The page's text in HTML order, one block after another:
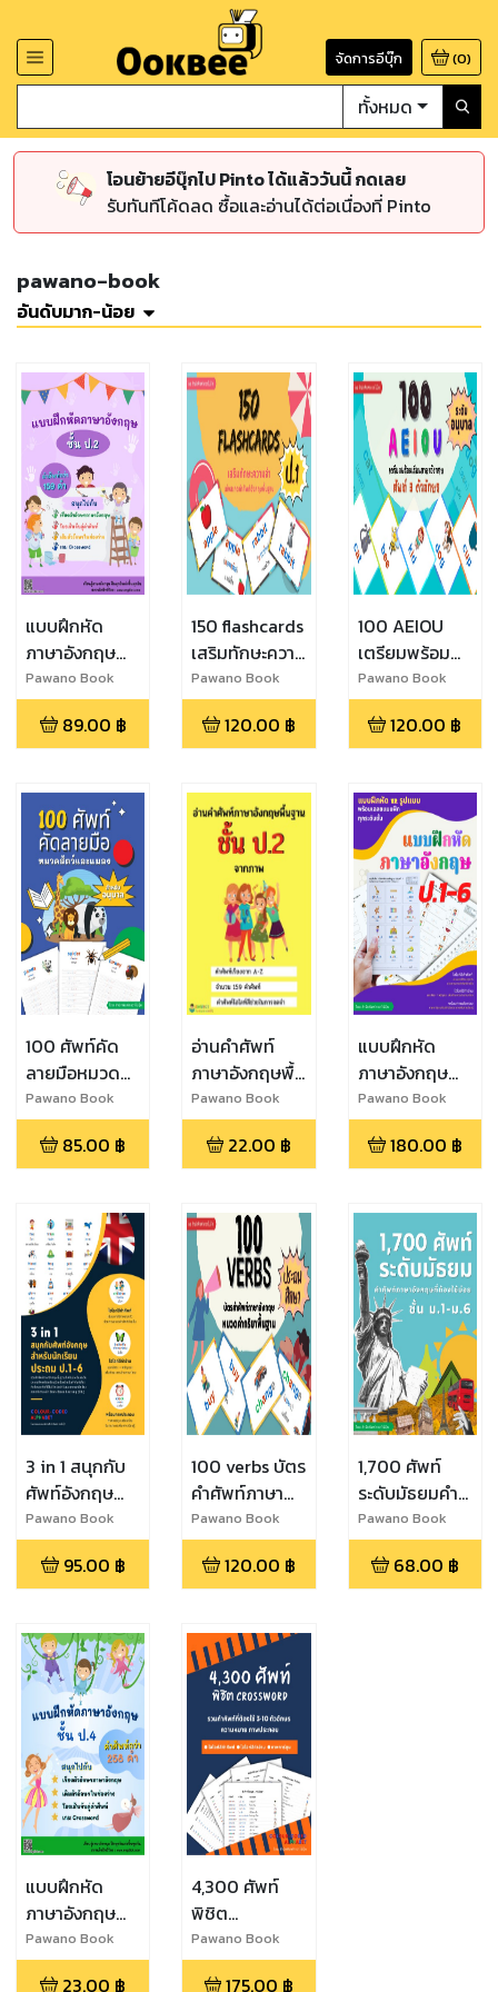
จัดการอีบุ๊ก (0)
ทั้งหมด
โอนย้ายอีบุ๊กไป Pinto ได้แล้ววันนี้ กดเลย
รับทันทีโค้ดลด ซื้อและอ่านได้ต่อเนื่องที่ Pinto
pawano-book
อันดับมาก-น้อย
แบบฝึกหัด
ภาษาอังกฤษ
ป.2
Pawano Book
89.00 ฿
150 flashcards
เสริมทักษะความ
จำ เก่ง สะกดคำ
ศัพท์อังกฤษพื้น
ฐาน ป.1
Pawano Book
120.00 ฿
100 AEIOU
เตรียมพร้อม
เรียนภาษา
อังกฤษศัพท์ 3
ตัวอักษรระดับ
Pawano Book
120.00 ฿
100 ศัพท์คัด
ลายมือหมวด
สัตว์และแมลง
Pawano Book
85.00 ฿
อ่านคำศัพท์
ภาษาอังกฤษพื้น
ฐาน ชั้น ป.2
จากภาพ
Pawano Book
22.00 ฿
แบบฝึกหัด
ภาษาอังกฤษ
ป.1-6
Pawano Book
180.00 ฿
3 in 1 สนุกกับ
ศัพท์อังกฤษ
สำหรับนักเรียน
ประถม ป.1-6
Pawano Book
95.00 ฿
100 verbs บัตร
คำศัพท์ภาษา
อังกฤษหมวดคำ
กริยาพื้นฐาน
ประถมศึกษา
Pawano Book
120.00 ฿
1,700 ศัพท์
ระดับมัธยมคำ
ศัพท์ภาษา
อังกฤษที่ต้องใช้
บ่อยชั้น ม.1-ม.6
Pawano Book
68.00 ฿
แบบฝึกหัด
ภาษาอังกฤษ
ป.4
Pawano Book
23.00 ฿
4,300 ศัพท์
พิชิต
crossword
Pawano Book
175.00 ฿